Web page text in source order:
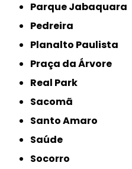
Parque Jabaquara
Pedreira
Planalto Paulista
Praça da Árvore
Real Park
Sacomã
Santo Amaro
Saúde
Socorro